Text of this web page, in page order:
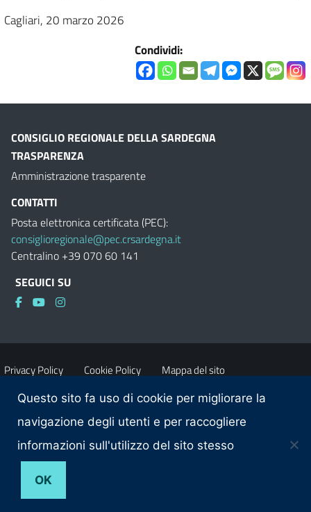
Cagliari, 20 marzo 2026
Condividi:
CONSIGLIO REGIONALE DELLA SARDEGNA
TRASPARENZA
Amministrazione trasparente
CONTATTI
Posta elettronica certificata (PEC):
consiglioregionale@pec.crsardegna.it
Centralino +39 070 60 141
SEGUICI SU
Privacy Policy Cookie Policy Mappa del sito
Accessibilità Dichiarazione di accessibilità
Obiettivi di accessibilità Contatti
Questo sito fa uso di cookie per migliorare la
navigazione degli utenti e per raccogliere
informazioni sull'utilizzo del sito stesso
OK